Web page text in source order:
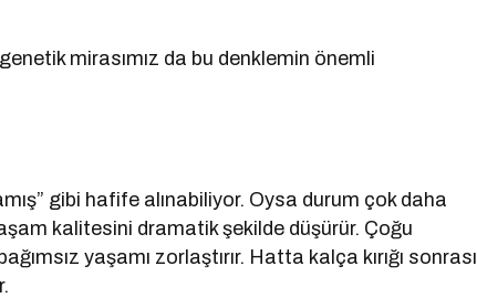
mirasımız da bu denklemin önemli
gibi hafife alınabiliyor. Oysa durum çok daha
kalitesini dramatik şekilde düşürür. Çoğu
yaşamı zorlaştırır. Hatta kalça kırığı sonrası